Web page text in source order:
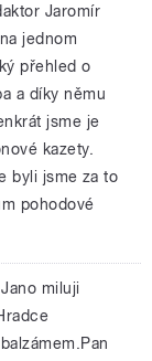
Jaromír
jednom
přehled o
a díky němu
jsme je
kazety.
byli jsme za to
pohodové
miluji